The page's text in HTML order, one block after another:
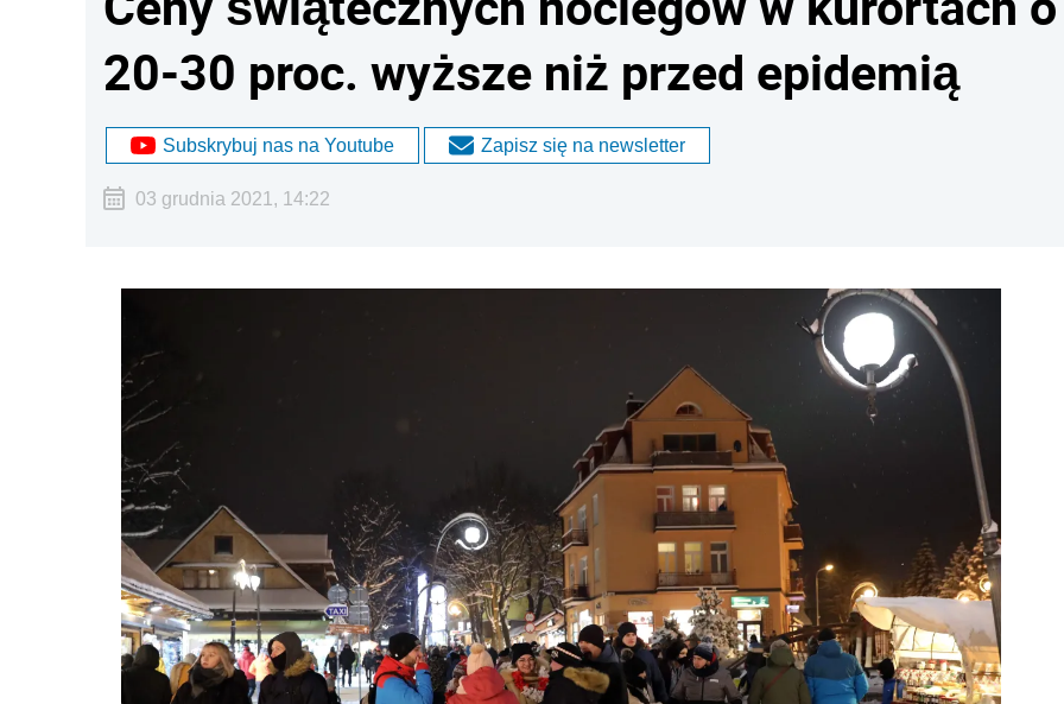
20-30 proc. wyższe niż przed epidemią
Subskrybuj nas na Youtube Zapisz się na newsletter
03 grudnia 2021, 14:22